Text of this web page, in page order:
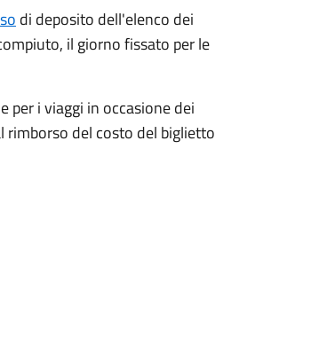
di deposito dell'elenco dei
il giorno fissato per le
per i viaggi in occasione dei
rimborso del costo del biglietto